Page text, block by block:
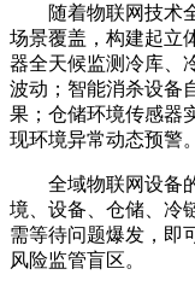
随着物联网技术
场景覆盖，构建起立
器全天候监测冷库、
波动；智能消杀设备
果；仓储环境传感器
现环境异常动态预警。
全域物联网设备
境、设备、仓储、冷
需等待问题爆发，即
风险监管盲区。